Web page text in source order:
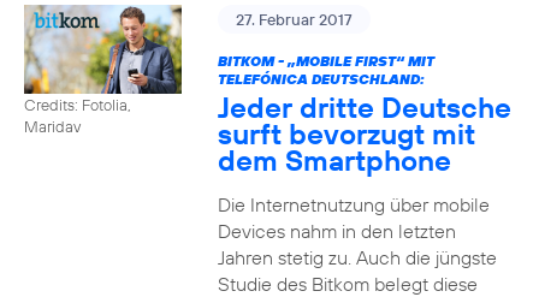
Credits: Fotolia,
Maridav
27. Februar 2017
BITKOM - „MOBILE FIRST“ MIT
TELEFÓNICA DEUTSCHLAND:
Jeder dritte Deutsche
surft bevorzugt mit
dem Smartphone
Die Internetnutzung über mobile
Devices nahm in den letzten
Jahren stetig zu. Auch die jüngste
Studie des Bitkom belegt diese